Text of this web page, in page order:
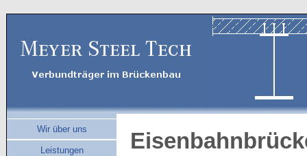
Wir über uns
Leistungen